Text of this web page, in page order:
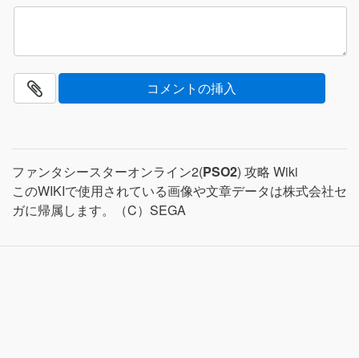
ファンタシースターオンライン2(PSO2) 攻略 Wiki
このWIKIで使用されている画像や文章データは株式会社セ
ガに帰属します。（C）SEGA